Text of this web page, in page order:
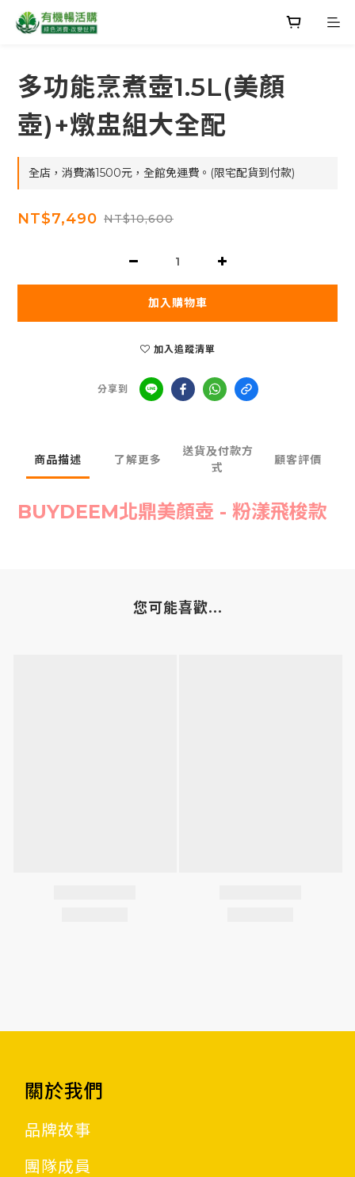
多功能烹煮壺1.5L(美顏
壺)+燉盅組大全配
全店，消費滿1500元，全館免運費。(限宅配貨到付款)
NT$7,490 NT$10,600
加入購物車
加入追蹤清單
分享到
商品描述 了解更多
送貨及付款方
式
顧客評價
BUYDEEM北鼎美顏壺 - 粉漾飛梭款
您可能喜歡...
關於我們
品牌故事
團隊成員